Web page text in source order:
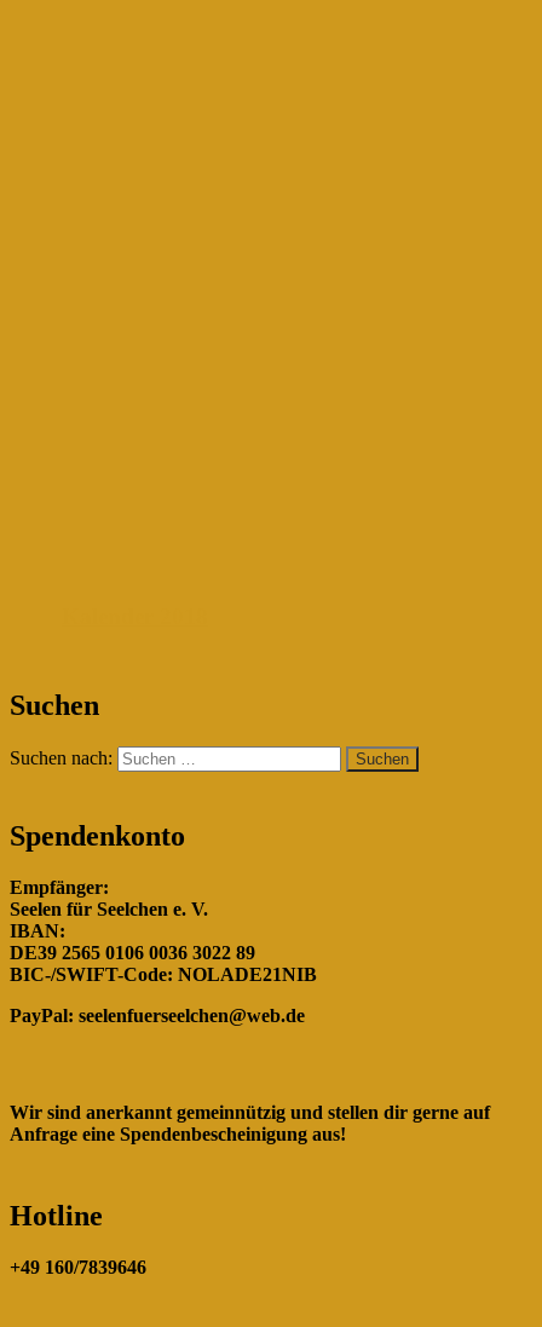
"Gemeinsam für die Hunde in
Rumänien!"
Suchen
Suchen nach:
Spendenkonto
Empfänger:
Seelen für Seelchen e. V.
IBAN:
DE39 2565 0106 0036 3022 89
BIC-/SWIFT-Code: NOLADE21NIB
PayPal: seelenfuerseelchen@web.de
Wir sind anerkannt gemeinnützig und stellen dir gerne auf
Anfrage eine Spendenbescheinigung aus!
Hotline
+49 160/7839646